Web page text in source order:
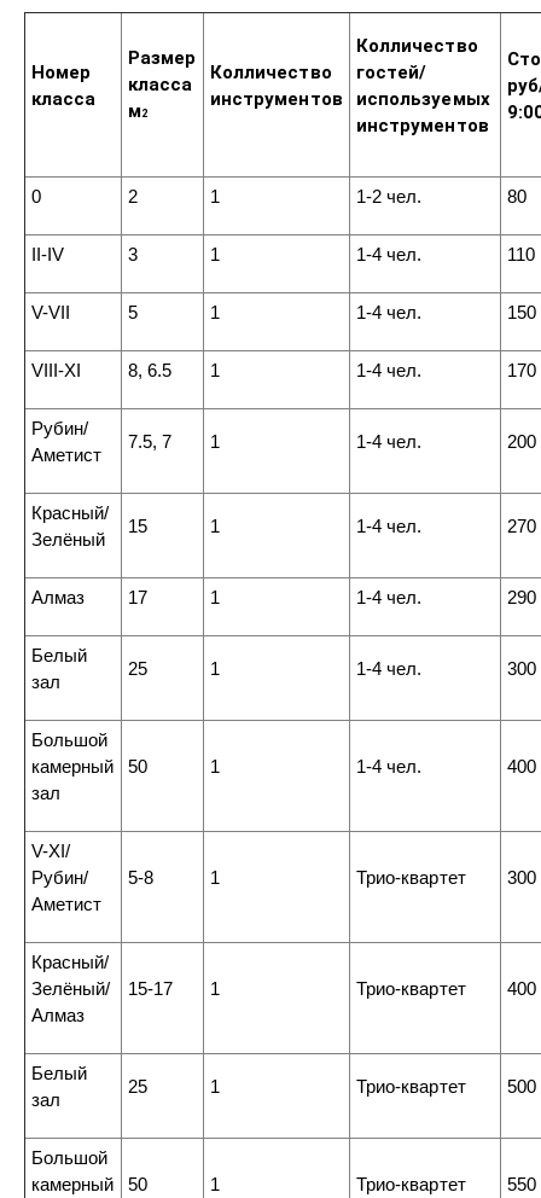
Номер
класса
Размер
класса
м2
Колличество
инструментов
Колличество
гостей/
используемых
инструментов
0 2 1 1-2 чел. 80
II-IV 3 1 1-4 чел. 110
V-VII 5 1 1-4 чел. 150
VIII-XI 8, 6.5 1 1-4 чел. 170
Рубин/
Аметист
7.5, 7 1 1-4 чел. 200
Красный/
Зелёный
15 1 1-4 чел. 270
Алмаз 17 1 1-4 чел. 290
Белый
зал
25 1 1-4 чел. 300
Большой
камерный
зал
50 1 1-4 чел. 400
V-XI/
Рубин/
Аметист
5-8 1 Трио-квартет 300
Красный/
Зелёный/
Алмаз
15-17 1 Трио-квартет 400
Белый
зал
25 1 Трио-квартет 500
Большой
камерный
50 1 Трио-квартет 550